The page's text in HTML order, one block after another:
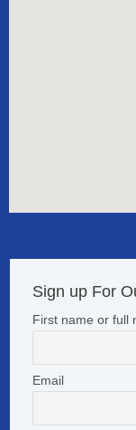
Sign up For
First name or full
Email